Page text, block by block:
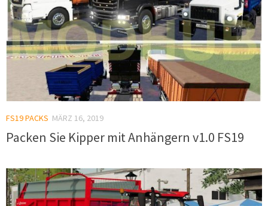
FS19 PACKS MÄRZ 16, 2019
Packen Sie Kipper mit Anhängern v1.0 FS19